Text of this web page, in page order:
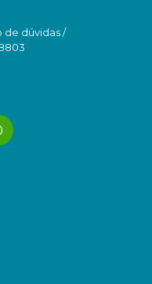
dúvidas /